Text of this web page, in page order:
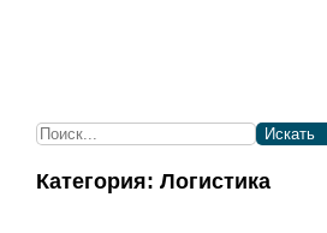
Искать
Категория: Логистика